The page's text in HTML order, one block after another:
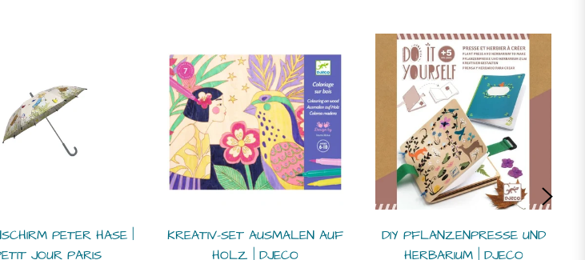
PETER HASE |
JOUR PARIS
KREATIV-SET AUSMALEN AUF
HOLZ | DJECO
DIY PFLANZENPRESSE UND
HERBARIUM | DJECO